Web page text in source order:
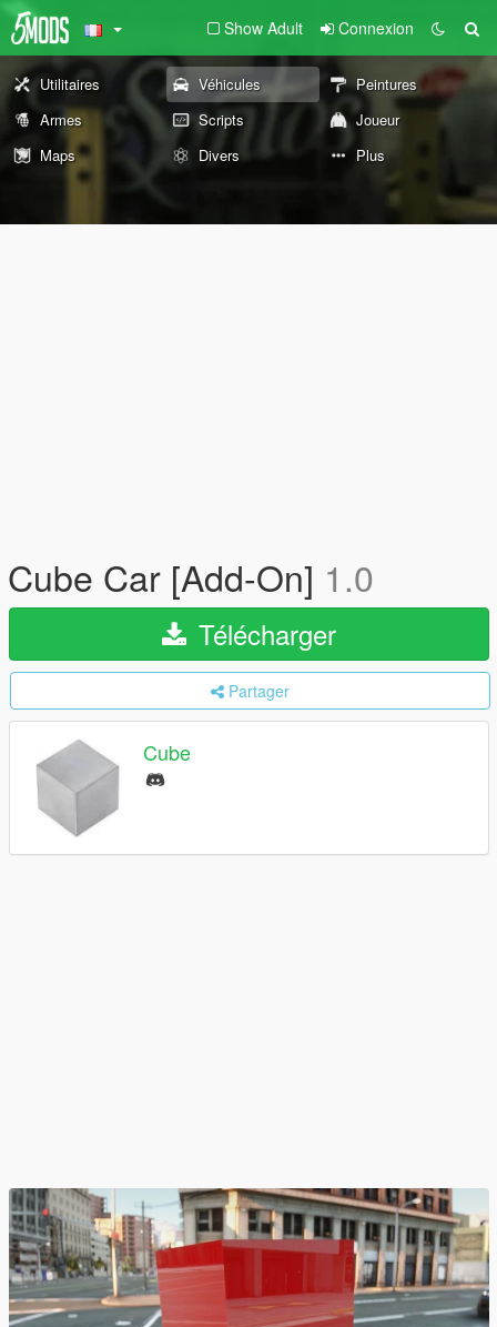
Show Adult Connexion
Utilitaires Véhicules
Peintures
Armes
Scripts
Joueur
Maps
Divers Plus
Cube Car [Add-On] 1.0
Télécharger
Partager
Cube